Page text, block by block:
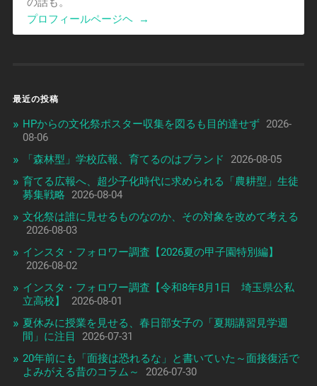
プロフィールページヘ
→
最近の投稿
HPからの文化祭ポスター収集を図るも目的達せず 2026-
08-06
「森林型」学校広報、育てるのはブランド
2026-08-05
育てる広報へ、超少子化時代に求められる「農耕型」生徒
募集戦略
2026-08-04
文化祭は誰に見せるものなのか、その対象を改めて考える
2026-08-03
インスタ・フォロワー調査【2026夏の甲子園特別編】
2026-08-02
インスタ・フォロワー調査【令和8年8月1日 埼玉県公私
立高校】
2026-08-01
夏休みに授業を見せる、春日部女子の「夏期講習見学週
間」に注目
2026-07-31
20年前にも「面接は恐れるな」と書いていた～面接復活で
よみがえる昔のコラム～
2026-07-30